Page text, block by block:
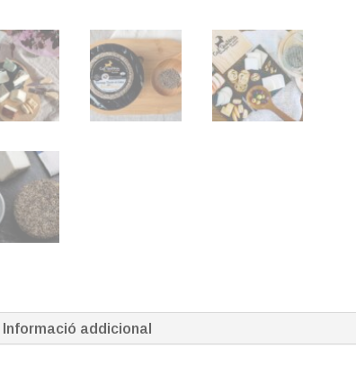
Informació addicional